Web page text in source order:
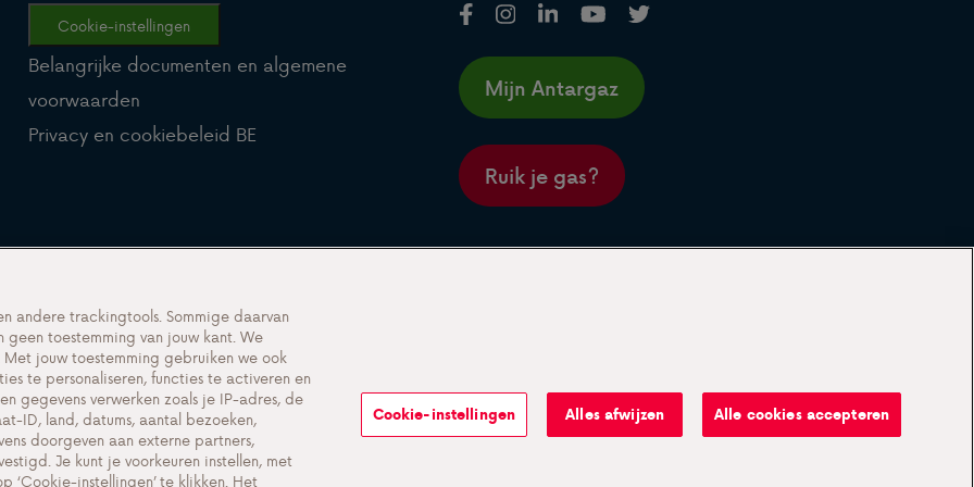
Cookie-instellingen
Belangrijke documenten en algemene
voorwaarden
Privacy en cookiebeleid BE
Mijn Antargaz
Ruik je gas?
andere trackingtools. Sommige daarvan
toestemming van jouw kant. We
jouw toestemming gebruiken we ook
te personaliseren, functies te activeren en
gegevens verwerken zoals je IP-adres, de
ID, land, datums, aantal bezoeken,
doorgeven aan externe partners,
Je kunt je voorkeuren instellen, met
instellingen’ te klikken. Het
Cookie-instellingen Alles afwijzen Alle cookies accepteren